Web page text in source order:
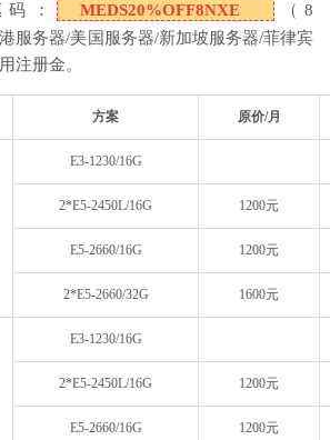
码： MEDS20%OFF8NXE
（8
服务器/美国服务器/新加坡服务器/菲律宾
注册金。
方案 原价/月
E3-1230/16G
2*E5-2450L/16G 1200元
E5-2660/16G 1200元
2*E5-2660/32G 1600元
E3-1230/16G
2*E5-2450L/16G 1200元
E5-2660/16G 1200元